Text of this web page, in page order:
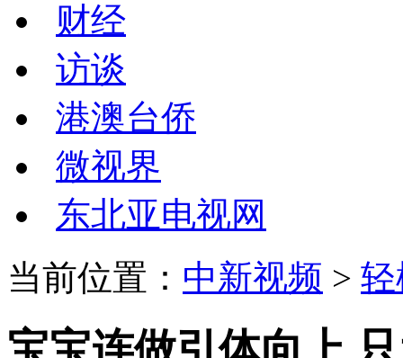
财经
访谈
港澳台侨
微视界
东北亚电视网
当前位置： 中新视频 >